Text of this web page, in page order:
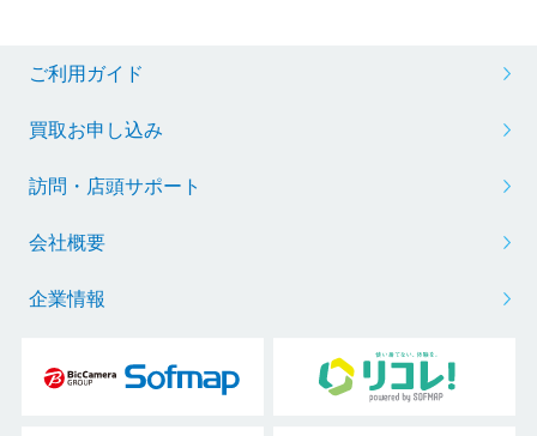
ご利用ガイド
買取お申し込み
訪問・店頭サポート
会社概要
企業情報